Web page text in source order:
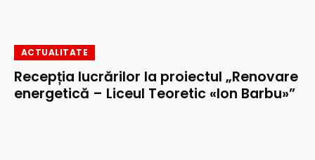
ACTUALITATE
Recepția lucrărilor la proiectul „Renovare
energetică – Liceul Teoretic «Ion Barbu»”